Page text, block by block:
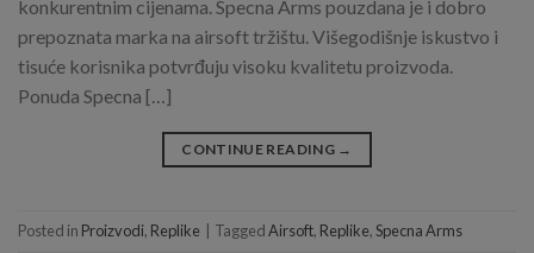
konkurentnim cijenama. Specna Arms pouzdana je i dobro
prepoznata marka na airsoft tržištu. Višegodišnje iskustvo i
tisuće korisnika potvrđuju visoku kvalitetu proizvoda.
Ponuda Specna […]
CONTINUE READING →
Posted in Proizvodi, Replike TaggedAirsoft, Replike,Specna Arms